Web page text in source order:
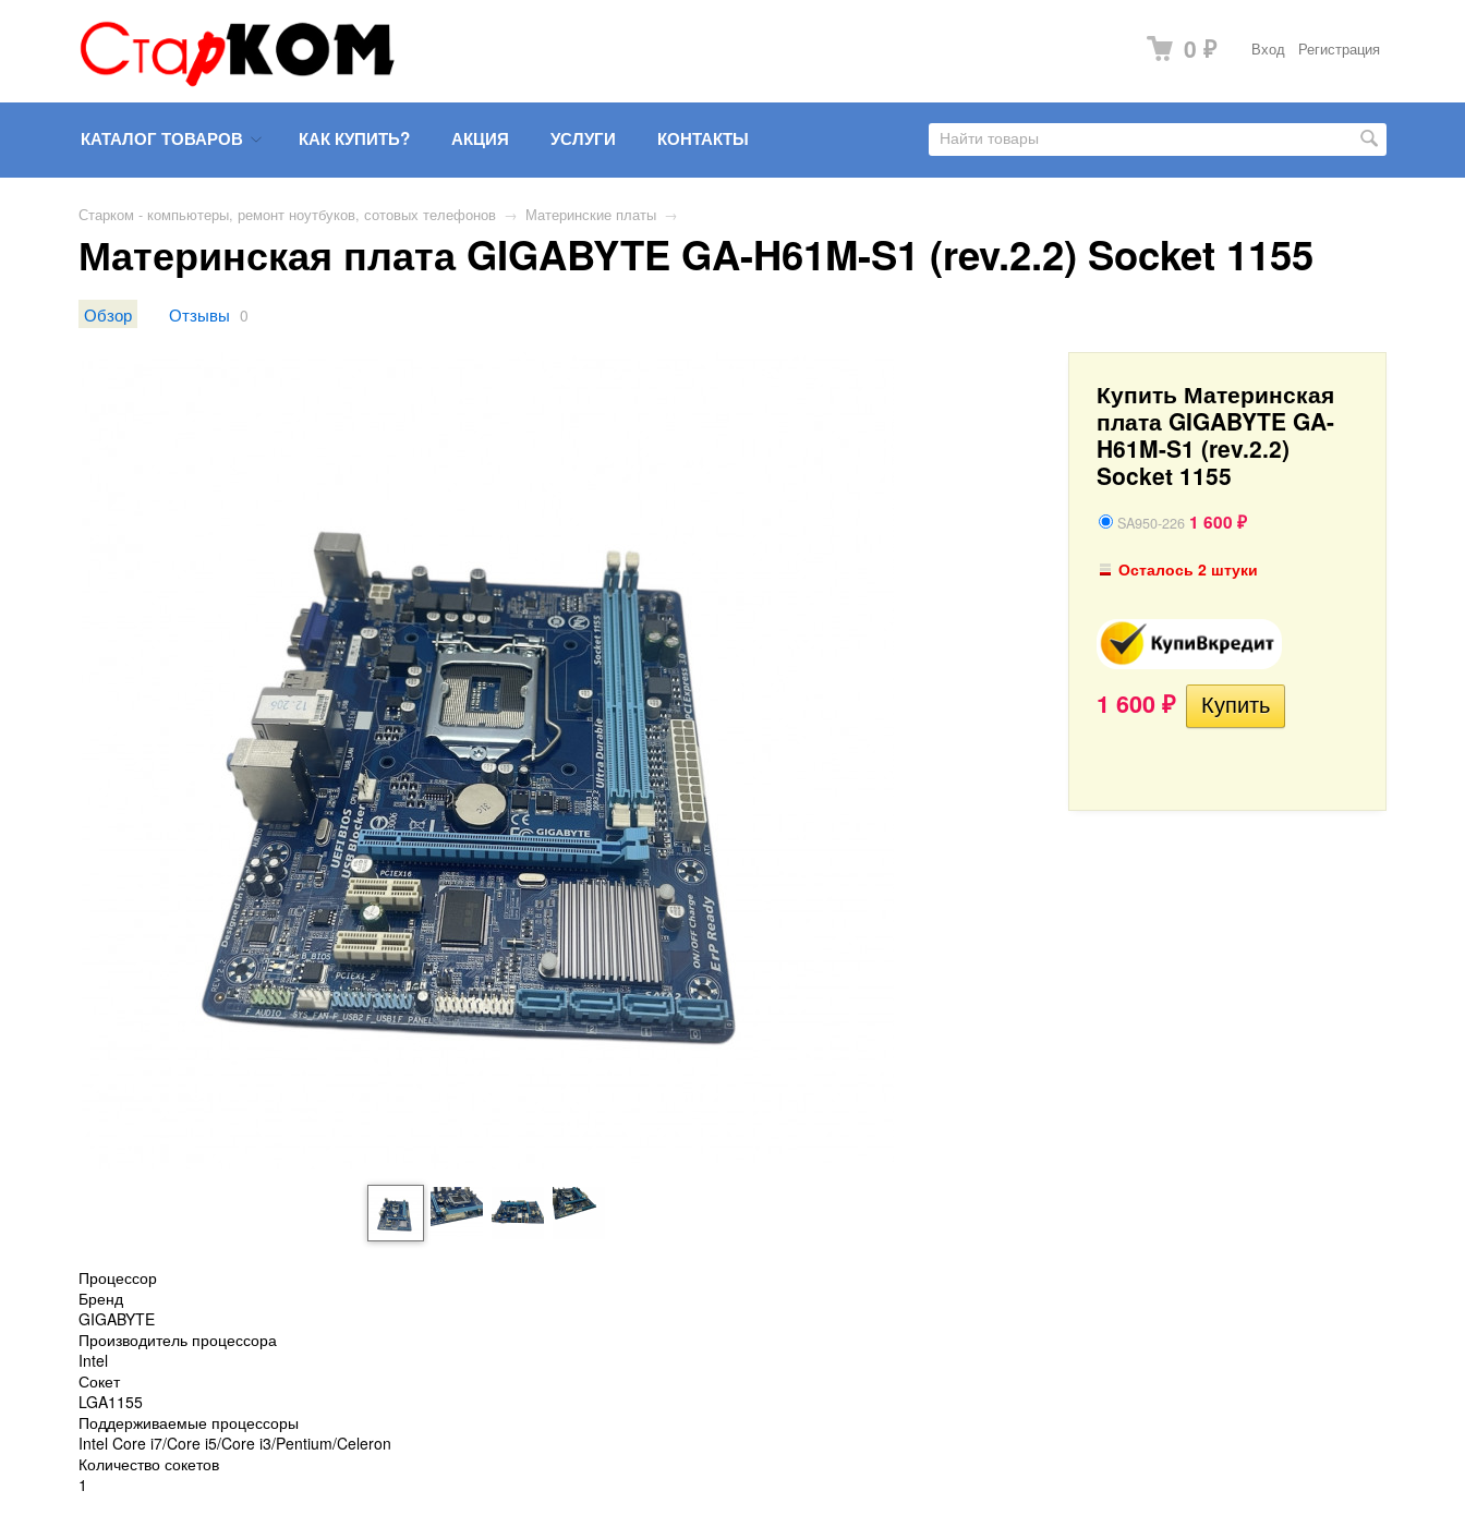
Вход Регистрация
0 ₽
КАТАЛОГ ТОВАРОВ КАК КУПИТЬ? АКЦИЯ УСЛУГИ КОНТАКТЫ
Старком - компьютеры, ремонт ноутбуков, сотовых телефонов → Материнские платы →
Материнская плата GIGABYTE GA-H61M-S1 (rev.2.2) Socket 1155
Обзор Отзывы 0
Купить Материнская
плата GIGABYTE GA-
H61M-S1 (rev.2.2)
Socket 1155
SA950-226 1 600 ₽
Осталось 2 штуки
1 600 ₽
Процессор
Бренд
GIGABYTE
Производитель процессора
Intel
Сокет
LGA1155
Поддерживаемые процессоры
Intel Core i7/Core i5/Core i3/Pentium/Celeron
Количество сокетов
1